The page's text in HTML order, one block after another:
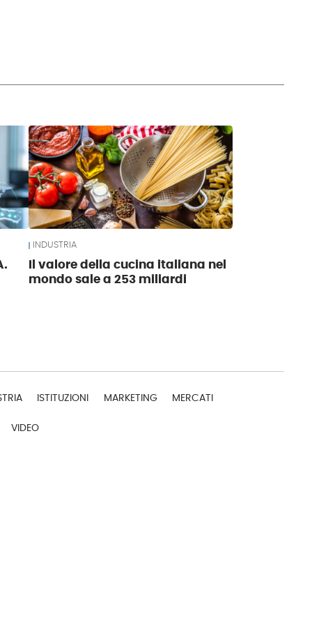
INDUSTRIA
Il valore della cucina italiana nel
mondo sale a 253 miliardi
ISTITUZIONI MARKETING MERCATI
VIDEO